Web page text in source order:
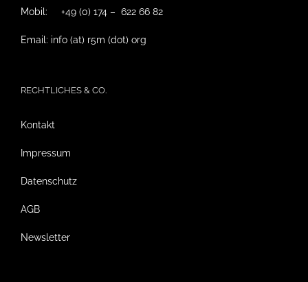
Mobil: +49 (0) 174 – 622 66 82
Email: info (at) r5m (dot) org
RECHTLICHES & CO.
Kontakt
Impressum
Datenschutz
AGB
Newsletter